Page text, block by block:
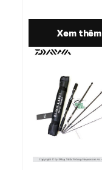
Xem thêm